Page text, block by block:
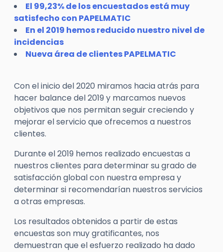
El 99,23% de los encuestados está muy
satisfecho con PAPELMATIC
En el 2019 hemos reducido nuestro nivel de
incidencias
Nueva área de clientes PAPELMATIC
Con el inicio del 2020 miramos hacia atrás para
hacer balance del 2019 y marcamos nuevos
objetivos que nos permitan seguir creciendo y
mejorar el servicio que ofrecemos a nuestros
clientes.
Durante el 2019 hemos realizado encuestas a
nuestros clientes para determinar su grado de
satisfacción global con nuestra empresa y
determinar si recomendarían nuestros servicios
a otras empresas.
Los resultados obtenidos a partir de estas
encuestas son muy gratificantes, nos
demuestran que el esfuerzo realizado ha dado